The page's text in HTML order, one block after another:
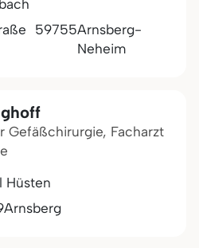
59755Arnsberg-
Neheim
Gefäßchirurgie, Facharzt
Hüsten
Arnsberg